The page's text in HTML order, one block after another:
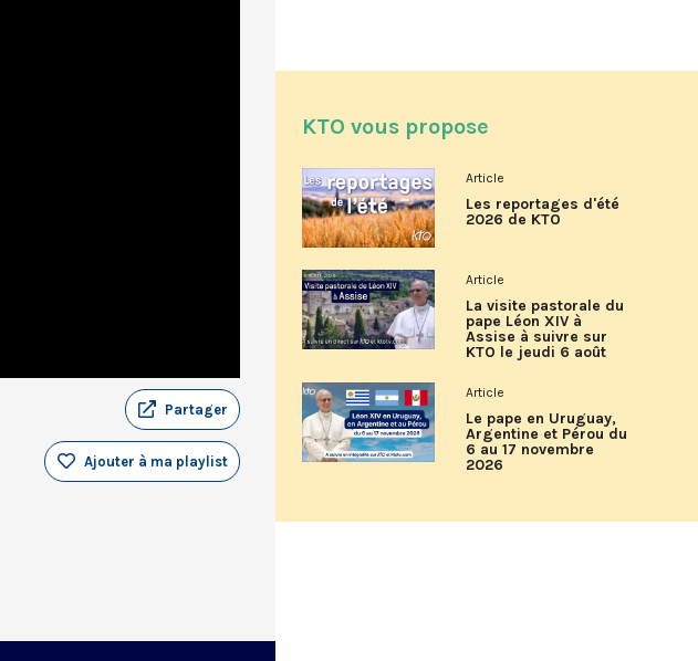
Partager
Ajouter à ma playlist
KTO vous propose
Article
Les reportages d'été
2026 de KTO
Article
La visite pastorale du
pape Léon XIV à
Assise à suivre sur
KTO le jeudi 6 août
Article
Le pape en Uruguay,
Argentine et Pérou du
6 au 17 novembre
2026